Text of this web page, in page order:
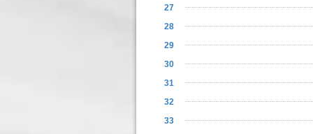
27
28
29
30
31
32
33